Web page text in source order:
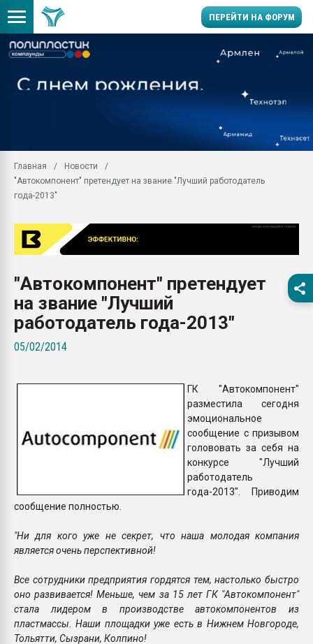
ПЕРЕЙТИ НА ФОРУМ
заводу пластмасс"
первый план в
28.07.2026
ситуацией на
Всё, что касается
Главная
Новости
"Автокомпонент" претендует на звание "Лучший работодатель
года-2013"
"Автокомпонент" претендует
на звание "Лучший
работодатель года-2013"
05/02/2014
ГК "Автокомпонент"
разместила сегодня
эмоциональное
сообщение с призывом
голововать за себя на
конкурсе "Лучший
работодатель
года-2013". Приводим
сообщение полностью.
"Ни для кого уже не секрет, что наша молодая компания
является очень перспективной!
Все сотрудники предприятия гордятся тем, настолько быстро
оно развивается! Меньше, чем за 15 лет ГК "Автокомпонент"
стала лидером в производстве автокомпонентов из
пластмассы. Наши площадки уже есть в Нижнем Новгороде,
Тольятти, Сызрани, Колпино!